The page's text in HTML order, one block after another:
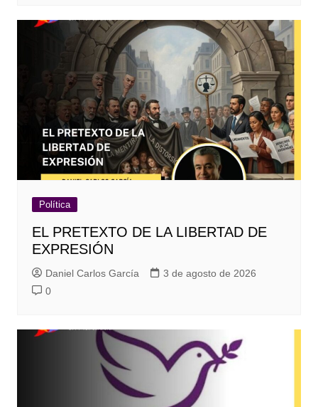
Política
EL PRETEXTO DE LA LIBERTAD DE
EXPRESIÓN
Daniel Carlos García
3 de agosto de 2026
0